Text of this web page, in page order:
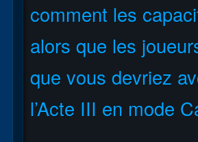
comment les
alors que les
que vous devriez
l’Acte III en mode